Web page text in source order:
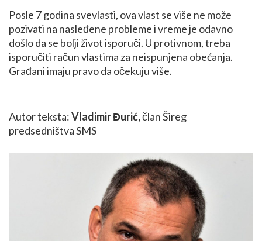
Posle 7 godina svevlasti, ova vlast se više ne može
pozivati na nasleđene probleme i vreme je odavno
došlo da se bolji život isporuči. U protivnom, treba
isporučiti račun vlastima za neispunjena obećanja.
Građani imaju pravo da očekuju više.
Autor teksta:Vladimir Đurić,član Šireg
predsedništva SMS